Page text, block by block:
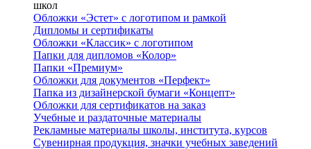
школ
Обложки «Эстет» с логотипом и рамкой
Дипломы и сертификаты
Обложки «Классик» с логотипом
Папки для дипломов «Колор»
Папки «Премиум»
Обложки для документов «Перфект»
Папка из дизайнерской бумаги «Концепт»
Обложки для сертификатов на заказ
Учебные и раздаточные материалы
Рекламные материалы школы, института, курсов
Сувенирная продукция, значки учебных заведений